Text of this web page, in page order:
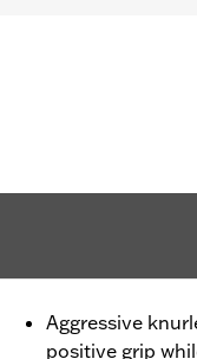
Aggressive
positive grip